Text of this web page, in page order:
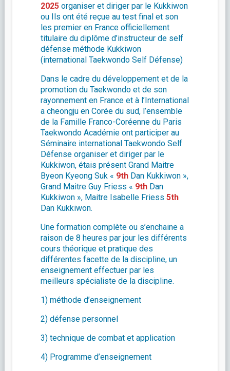
2025 organiser et diriger par le Kukkiwon
ou Ils ont été reçue au test final et son
les premier en France officiellement
titulaire du diplôme d’instructeur de self
défense méthode Kukkiwon
(international Taekwondo Self Défense)
Dans le cadre du développement et de la
promotion du Taekwondo et de son
rayonnement en France et à l’International
a cheongju en Corée du sud, l’ensemble
de la Famille Franco-Coréenne du Paris
Taekwondo Académie ont participer au
Séminaire international Taekwondo Self
Défense organiser et diriger par le
Kukkiwon, étais présent Grand Maitre
Byeon Kyeong Suk « 9th Dan Kukkiwon »,
Grand Maitre Guy Friess « 9th Dan
Kukkiwon », Maitre Isabelle Friess5th
Dan Kukkiwon.
Une formation complète ou s’enchaine a
raison de 8 heures par jour les différents
cours théorique et pratique des
différentes facette de la discipline, un
enseignement effectuer par les
meilleurs spécialiste de la discipline.
1) méthode d’enseignement
2) défense personnel
3) technique de combat et application
4) Programme d’enseignement